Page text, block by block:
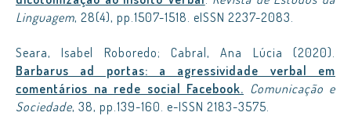
Linguagem, 28(4), pp.1507-1518. eISSN 2237-2083.
Seara, Isabel Roboredo; Cabral, Ana Lúcia (2020).
Barbarus ad portas: a agressividade verbal em
comentários na rede social Facebook. Comunicação e
Sociedade, 38, pp.139-160. e-ISSN 2183-3575.